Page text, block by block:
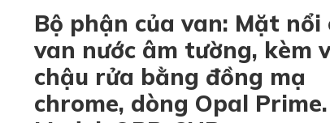
Bộ phận của van: Mặt nổi
van nước âm tường, kèm
chậu rửa bằng đồng mạ
chrome, dòng Opal Prime.